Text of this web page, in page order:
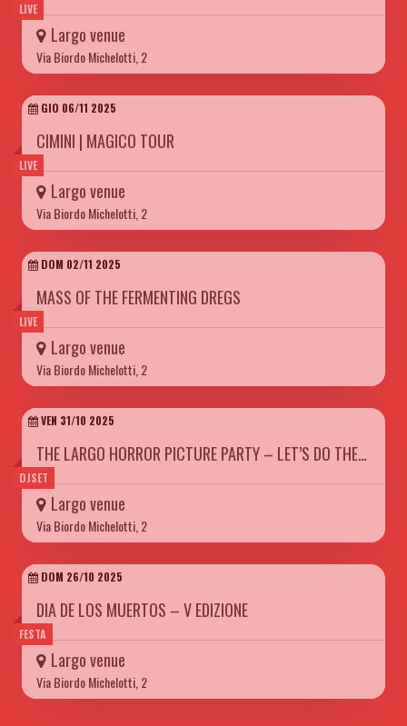
LIVE
Largo venue
Via Biordo Michelotti, 2
LIVE
GIO 06/11 2025
CIMINI | MAGICO TOUR
Largo venue
Via Biordo Michelotti, 2
LIVE
DOM 02/11 2025
MASS OF THE FERMENTING DREGS
Largo venue
Via Biordo Michelotti, 2
DJSET
VEN 31/10 2025
THE LARGO HORROR PICTURE PARTY – LET’S DO THE…
Largo venue
Via Biordo Michelotti, 2
FESTA
DOM 26/10 2025
DIA DE LOS MUERTOS – V EDIZIONE
Largo venue
Via Biordo Michelotti, 2